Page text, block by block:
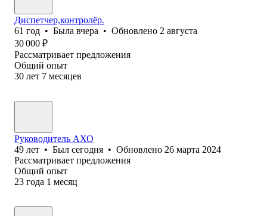
Диспетчер,контролёр.
61 год • Была вчера • Обновлено 2 августа
30 000 ₽
Рассматривает предложения
Общий опыт
30 лет 7 месяцев
Руководитель АХО
49 лет • Был сегодня • Обновлено 26 марта 2024
Рассматривает предложения
Общий опыт
23 года 1 месяц